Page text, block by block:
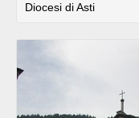
Diocesi di Asti